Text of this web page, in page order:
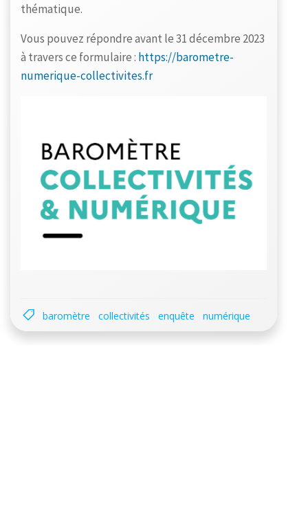
thématique.
Vous pouvez répondre avant le 31 décembre 2023
à travers ce formulaire : https://barometre-
numerique-collectivites.fr
baromètre collectivités enquête numérique